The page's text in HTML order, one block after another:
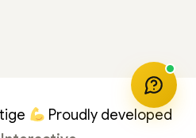
Proudly developed